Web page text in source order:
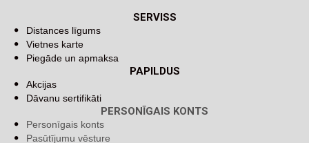
SERVISS
Distances līgums
Vietnes karte
Piegāde un apmaksa
PAPILDUS
Akcijas
Dāvanu sertifikāti
PERSONĪGAIS KONTS
Personīgais konts
Pasūtījumu vēsture